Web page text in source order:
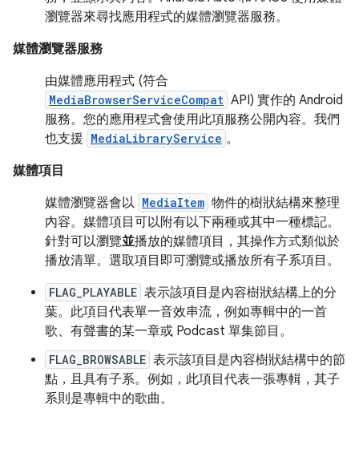
瀏覽器來尋找應用程式的媒體瀏覽器服務。
媒體瀏覽器服務
由媒體應用程式 (符合
MediaBrowserServiceCompat API) 實作的 Android
服務。您的應用程式會使用此項服務公開內容。我們
也支援 MediaLibraryService 。
媒體項目
媒體瀏覽器會以 MediaItem 物件的樹狀結構來整理
內容。媒體項目可以附有以下兩種或其中一種標記。
針對可以瀏覽並播放的媒體項目，其操作方式類似於
播放清單。選取項目即可瀏覽或播放所有子系項目。
FLAG_PLAYABLE 表示該項目是內容樹狀結構上的分
葉。此項目代表單一音效串流，例如專輯中的一首
歌、有聲書的某一章或 Podcast 單集節目。
FLAG_BROWSABLE 表示該項目是內容樹狀結構中的節
點，且具有子系。例如，此項目代表一張專輯，其子
系則是專輯中的歌曲。